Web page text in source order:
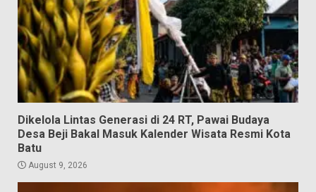
Dikelola Lintas Generasi di 24 RT, Pawai Budaya
Desa Beji Bakal Masuk Kalender Wisata Resmi Kota
Batu
August 9, 2026